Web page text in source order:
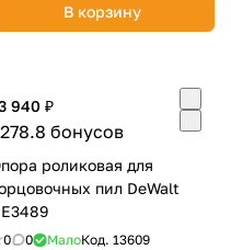
В корзину
940 ₽
бонусов
роликовая для
пил DeWalt
0 0 МалоКод. 13609